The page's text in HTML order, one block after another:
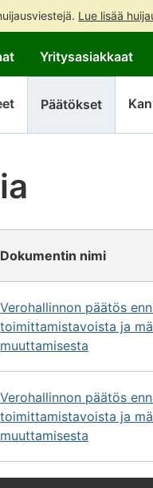
Lue lisää
Yritysasiakkaat
Päätökset
Dokumentin nimi
Verohallinnon päätös
toimittamistavoista ja
muuttamisesta
Verohallinnon päätös
toimittamistavoista ja
muuttamisesta